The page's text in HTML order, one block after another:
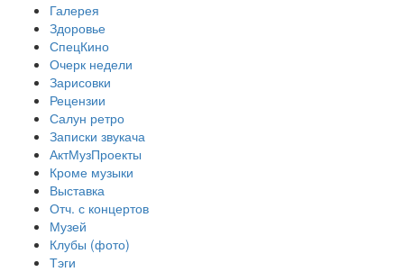
Галерея
Здоровье
СпецКино
Очерк недели
Зарисовки
Рецензии
Салун ретро
Записки звукача
АктМузПроекты
Кроме музыки
Выставка
Отч. с концертов
Музей
Клубы (фото)
Тэги